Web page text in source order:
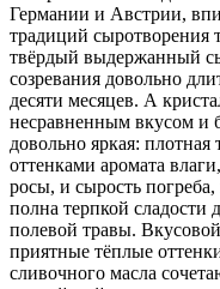
Германии и Австрии,
традиций сыротворения
твёрдый выдержанный
созревания довольно
десяти месяцев. А
несравненным вкусом и
довольно яркая: плотная
оттенками аромата
росы, и сырость
полна терпкой сладости
полевой травы.
приятные тёплые
сливочного масла